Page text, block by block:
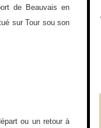
de Beauvais en
sur Tour sou son
ou un retour à